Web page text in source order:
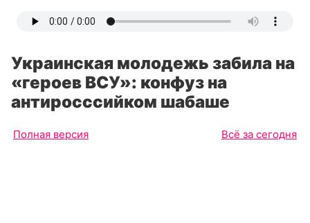
Украинская молодежь забила на
«героев ВСУ»: конфуз на
антиросссийком шабаше
Полная версия Всё за сегодня